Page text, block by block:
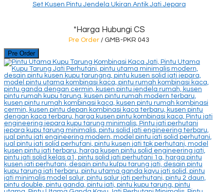
Set Kusen Pintu Jendela Ukiran Antik Jati Jepara
*Harga Hubungi CS
Pre Order / GMB-PKR 043
Pre Order